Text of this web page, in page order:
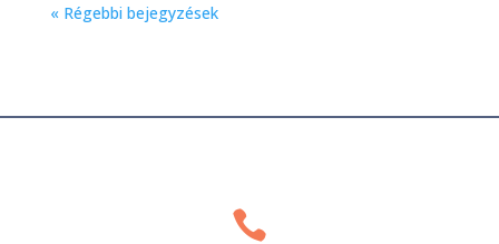
« Régebbi bejegyzések
